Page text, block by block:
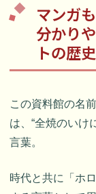
マンガ
分かり
トの歴史
この資料館の名
は、“全焼のいけ
言葉。
時代と共に「ホ